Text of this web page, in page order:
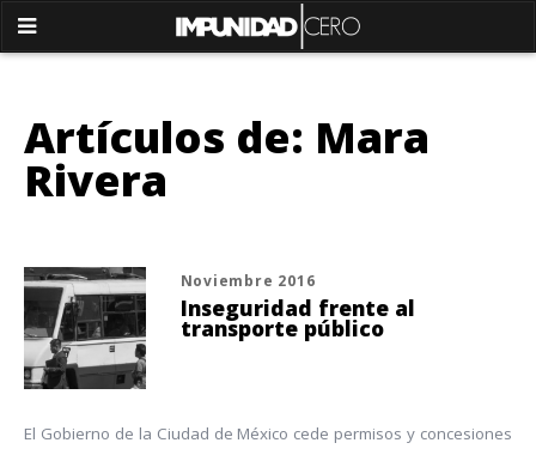
Artículos de: Mara
Rivera
Noviembre 2016
Inseguridad frente al
transporte público
El Gobierno de la Ciudad de México cede permisos y concesiones